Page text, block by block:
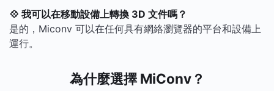
💠 我可以在移動設備上轉換 3D 文件嗎？
是的，Miconv 可以在任何具有網絡瀏覽器的平台和設備上
運行。
為什麼選擇 MiConv？